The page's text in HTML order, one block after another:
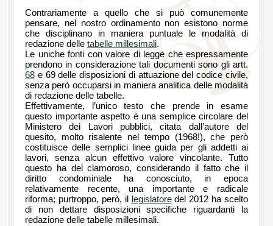
Contrariamente a quello che si può comunemente
pensare, nel nostro ordinamento non esistono norme
che disciplinano in maniera puntuale le modalità di
redazione delle tabelle millesimali.
Le uniche fonti con valore di legge che espressamente
prendono in considerazione tali documenti sono gli artt.
68 e 69 delle disposizioni di attuazione del codice civile,
senza però occuparsi in maniera analitica delle modalità
di redazione delle tabelle.
Effettivamente, l’unico testo che prende in esame
questo importante aspetto è una semplice circolare del
Ministero dei Lavori pubblici, citata dall’autore del
quesito, molto risalente nel tempo (1968!), che però
costituisce delle semplici linee guida per gli addetti ai
lavori, senza alcun effettivo valore vincolante. Tutto
questo ha del clamoroso, considerando il fatto che il
diritto condominiale ha conosciuto, in epoca
relativamente recente, una importante e radicale
riforma; purtroppo, però, il
legislatoredel 2012 ha scelto
di non dettare disposizioni specifiche riguardanti la
redazione delle tabelle millesimali.